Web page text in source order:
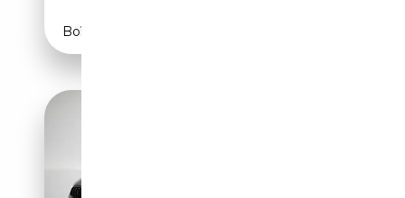
Boîte automatique